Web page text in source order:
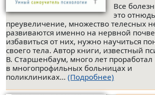
Все
это
преувеличение, множество телесных
развиваются именно на нервной
избавиться от них, нужно научиться
своего тела. Автор книги, известный
В. Старшенбаум, много лет проработал
в многопрофильных больницах и
поликлиниках... (Подробнее)